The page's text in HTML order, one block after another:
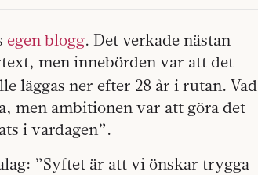
egen blogg. Det verkade nästan
men innebörden var att det
läggas ner efter 28 år i rutan. Vad
men ambitionen var att göra det
i vardagen”.
”Syftet är att vi önskar trygga